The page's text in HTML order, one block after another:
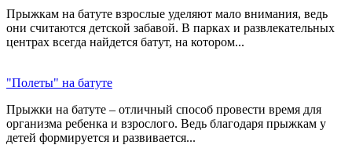
Прыжкам на батуте взрослые уделяют мало внимания, ведь
они считаются детской забавой. В парках и развлекательных
центрах всегда найдется батут, на котором...
"Полеты" на батуте
Прыжки на батуте – отличный способ провести время для
организма ребенка и взрослого. Ведь благодаря прыжкам у
детей формируется и развивается...